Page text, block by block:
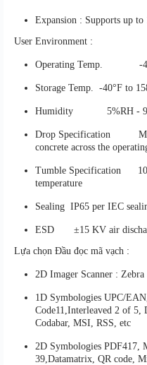
Expansion : Supports up
User Environment :
Operating Temp. -4°F
Storage Temp. -40°F to
Humidity 5%RH -
Drop Specification
concrete across the
Tumble Specification
temperature
Sealing IP65 per IEC
ESD ±15 KV air
Lựa chọn Đầu đọc mã vạch :
2D Imager Scanner :
1D Symbologies UPC/
Code11,Interleaved 2 of 5,
Codabar, MSI, RSS, etc
2D Symbologies PDF417,
39,Datamatrix, QR code,